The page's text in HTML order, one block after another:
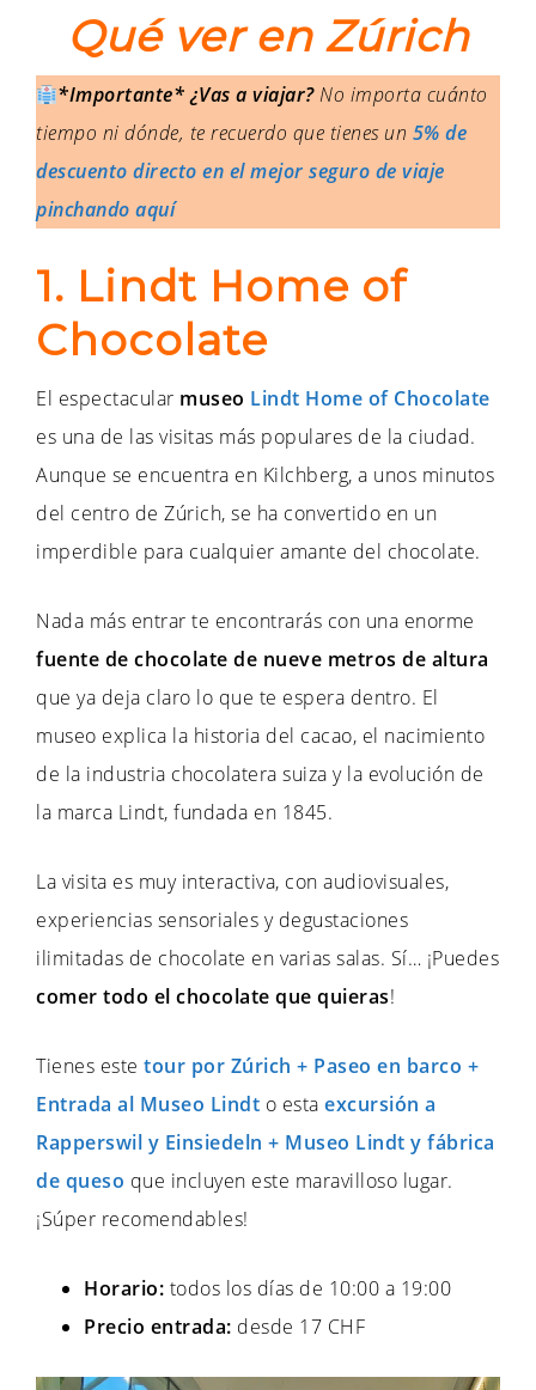
Qué ver en Zúrich
*Importante* ¿Vas a viajar?No importa cuánto
tiempo ni dónde, te recuerdo que tienes un 5% de
descuento directo en el mejor seguro de viaje
pinchando aquí
1. Lindt Home of
Chocolate
El espectacular museo Lindt Home of Chocolate
es una de las visitas más populares de la ciudad.
Aunque se encuentra en Kilchberg, a unos minutos
del centro de Zúrich, se ha convertido en un
imperdible para cualquier amante del chocolate.
Nada más entrar te encontrarás con una enorme
fuente de chocolate de nueve metros de altura
que ya deja claro lo que te espera dentro. El
museo explica la historia del cacao, el nacimiento
de la industria chocolatera suiza y la evolución de
la marca Lindt, fundada en 1845.
La visita es muy interactiva, con audiovisuales,
experiencias sensoriales y degustaciones
ilimitadas de chocolate en varias salas. Sí… ¡Puedes
comer todo el chocolate que quieras!
Tienes este tour por Zúrich + Paseo en barco +
Entrada al Museo Lindt o esta excursión a
Rapperswil y Einsiedeln + Museo Lindt y fábrica
de queso que incluyen este maravilloso lugar.
¡Súper recomendables!
Horario: todos los días de 10:00 a 19:00
Precio entrada: desde 17 CHF